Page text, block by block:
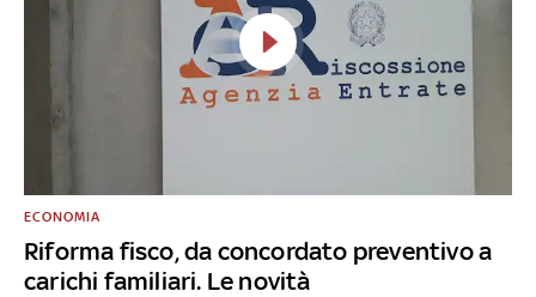
Riforma fisco, da concordato preventivo a
carichi familiari. Le novità
ECONOMIA